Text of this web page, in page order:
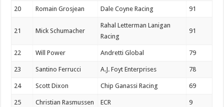
20 Romain Grosjean Dale Coyne Racing 91
21 Mick Schumacher
Rahal Letterman Lanigan
Racing
91
22 Will Power Andretti Global 79
23 Santino Ferrucci A.J. Foyt Enterprises 78
24 Scott Dixon Chip Ganassi Racing 69
25 Christian Rasmussen ECR 9